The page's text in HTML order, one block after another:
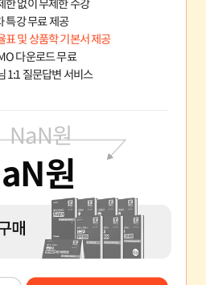
한 없이 무제한 수강
특강 무료 제공
표 및 상품학 기본서 제공
다운로드 무료
1:1 질문답변 서비스
NaN원
원